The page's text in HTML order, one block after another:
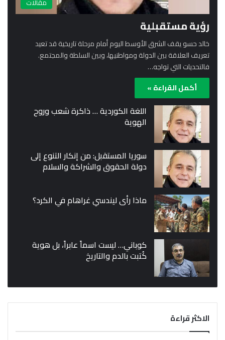
مقالات
رؤية مستقبلية
خالد حسو يقف الشرق الأوسط اليوم أمام مرحلة تاريخية قد تعيد
تعريف العلاقة بين الدولة ومواطنيها، وبين السلطة والمجتمع.
فالتحديات التي تواجه…
أكمل القراءة »
اللغة الكوردية … ذاكرة شعب وروح
الهوية
سوريا المستقبل: من إنكار التنوع إلى
دولة الحقوق والشراكة والسلام
ماذا رأى ليندسي غراهام في الكرد؟
كوباني… ليست اسماً عابراً، بل هوية
كُتبت بالدم والتاريخ
الاكثر قراءة